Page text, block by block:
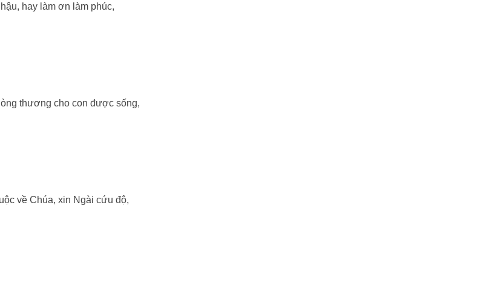
hay làm ơn làm phúc,
thương cho con được sống,
về Chúa, xin Ngài cứu độ,